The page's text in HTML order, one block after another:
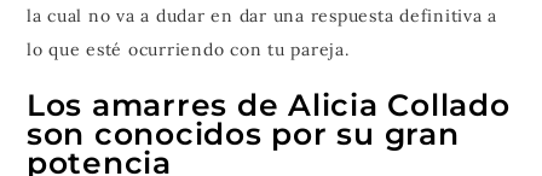
la cual no va a dudar en dar una respuesta definitiva a
lo que esté ocurriendo con tu pareja.
Los amarres de Alicia Collado
son conocidos por su gran
potencia